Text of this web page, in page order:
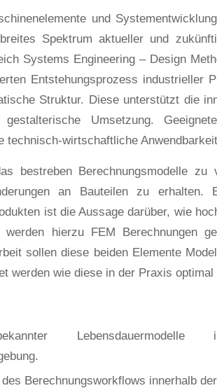
und
Spektrum aktueller und
Systems Engineering – Design
Entstehungsprozess industrieller
Struktur. Diese unterstützt die
Umsetzung.
technisch-wirtschaftliche
bestreben Berechnungsmodelle zu
an Bauteilen zu
ist die Aussage darüber, wie
werden hierzu FEM Berechnungen
sollen diese beiden Elemente
werden wie diese in der Praxis
Berechnungsworkflows innerhalb